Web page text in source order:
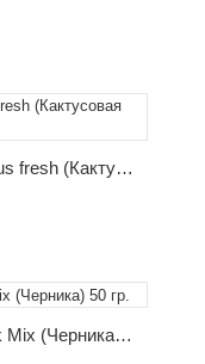
Табак Malaysian Tobacco - Cactus fresh (Кактусовая свежесть) 50 гр.
Табак Malaysian Tobacco - Black Mix (Черника) 50 гр.